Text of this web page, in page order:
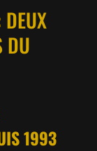
DU
1993